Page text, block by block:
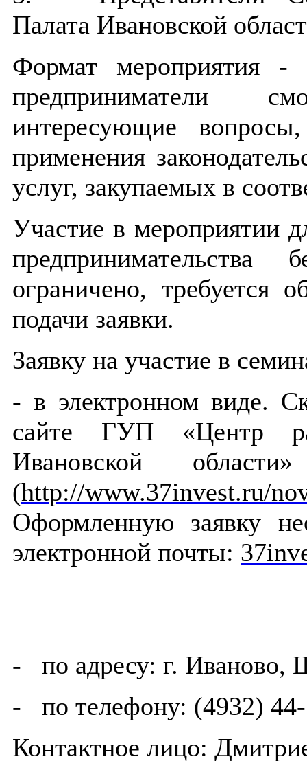
Палата Ивановской
Формат мероприятия -
предприниматели
интересующие
применения
услуг, закупаемых в
Участие в мероприятии
предпринимательства
ограничено, требуется
подачи заявки.
Заявку на участие в
- в электронном виде.
сайте ГУП «Центр
Ивановской
(http://www.37invest.ru/
Оформленную заявку
электронной почты:
- по адресу: г. Иваново,
- по телефону: (4932)
Контактное лицо: